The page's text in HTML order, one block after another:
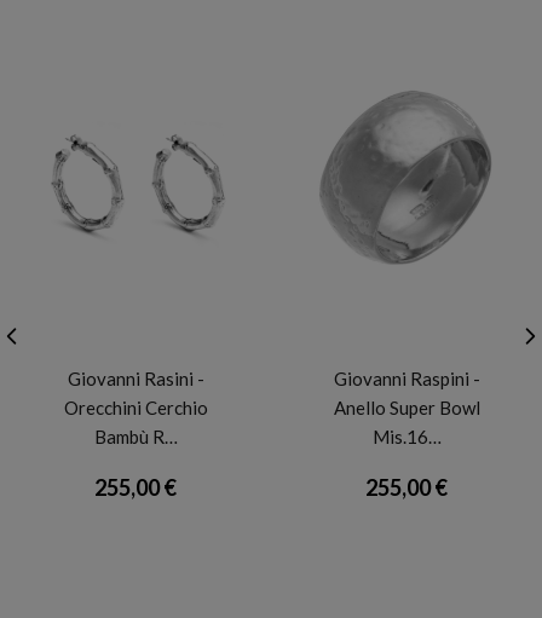
Giovanni Rasini -
Orecchini Cerchio
Bambù R…
255,00 €
Giovanni Raspini -
Anello Super Bowl
Mis.16…
255,00 €